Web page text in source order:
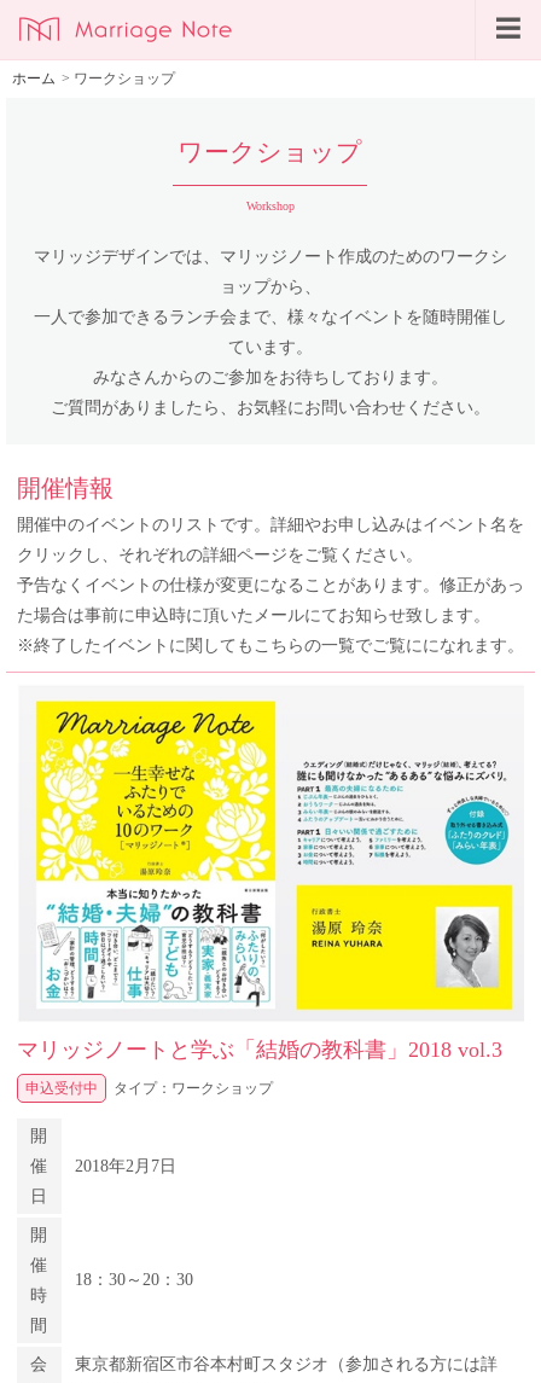
ホーム > ワークショップ
ワークショップ
Workshop
マリッジデザインでは、マリッジノート作成のためのワークシ
ョップから、
一人で参加できるランチ会まで、様々なイベントを随時開催し
ています。
みなさんからのご参加をお待ちしております。
ご質問がありましたら、お気軽にお問い合わせください。
開催情報
開催中のイベントのリストです。詳細やお申し込みはイベント名を
クリックし、それぞれの詳細ページをご覧ください。
予告なくイベントの仕様が変更になることがあります。修正があっ
た場合は事前に申込時に頂いたメールにてお知らせ致します。
※終了したイベントに関してもこちらの一覧でご覧にになれます。
マリッジノートと学ぶ「結婚の教科書」2018 vol.3
申込受付中 タイプ：ワークショップ
開
催
日
2018年2月7日
開
催
時
間
18：30～20：30
会
東京都新宿区市谷本村町スタジオ（参加される方には詳